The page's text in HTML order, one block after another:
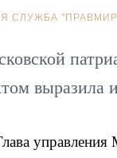
СЛУЖБА
выразила
управления